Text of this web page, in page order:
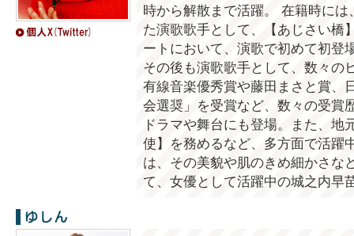
時から解散まで活躍。 在籍時に
た演歌歌手として、【あじさい橋
ートにおいて、演歌で初めて初登
その後も演歌歌手として、数々の
有線音楽優秀賞や藤田まさと賞、
会選奨」を受賞など、数々の受賞
ドラマや舞台にも登場。また、地
使】を務めるなど、多方面で活躍
は、その美貌や肌のきめ細かさな
て、女優として活躍中の城之内早
ゆしん